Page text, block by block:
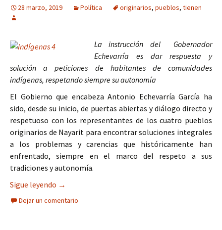
28 marzo, 2019 Política originarios, pueblos, tienen
La instrucción del Gobernador
Echevarría es dar respuesta y
solución a peticiones de habitantes de comunidades
indígenas, respetando siempre su autonomía
El Gobierno que encabeza Antonio Echevarría García ha
sido, desde su inicio, de puertas abiertas y diálogo directo y
respetuoso con los representantes de los cuatro pueblos
originarios de Nayarit para encontrar soluciones integrales
a los problemas y carencias que históricamente han
enfrentado, siempre en el marco del respeto a sus
tradiciones y autonomía.
Sigue leyendo Pueblos originarios tienen, como nunca antes,
→
Dejar un comentario